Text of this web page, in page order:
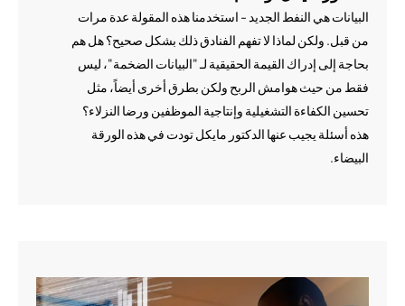
البيانات هي النفط الجديد - استخدمنا هذه المقولة عدة مرات
من قبل. ولكن لماذا لا تفهم الفنادق ذلك بشكل صحيح؟ هل هم
بحاجة إلى إدراك القيمة الحقيقية لـ "البيانات الضخمة"، ليس
فقط من حيث هوامش الربح ولكن بطرق أخرى أيضاً، مثل
تحسين الكفاءة التشغيلية وإنتاجية الموظفين ورضا النزلاء؟
هذه أسئلة يجيب عنها الدكتور مايكل تودت في هذه الورقة
البيضاء.